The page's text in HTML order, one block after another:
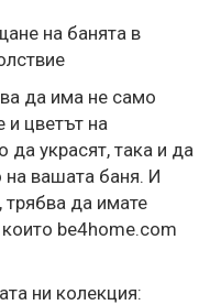
на банята в
да има не само
и цветът на
да украсят, така и да
на вашата баня. И
трябва да имате
be4home.com
ни колекция: